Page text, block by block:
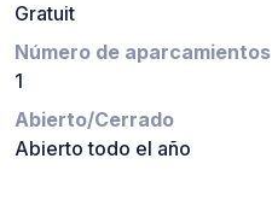
Gratuit
Número de aparcamientos
1
Abierto/Cerrado
Abierto todo el año